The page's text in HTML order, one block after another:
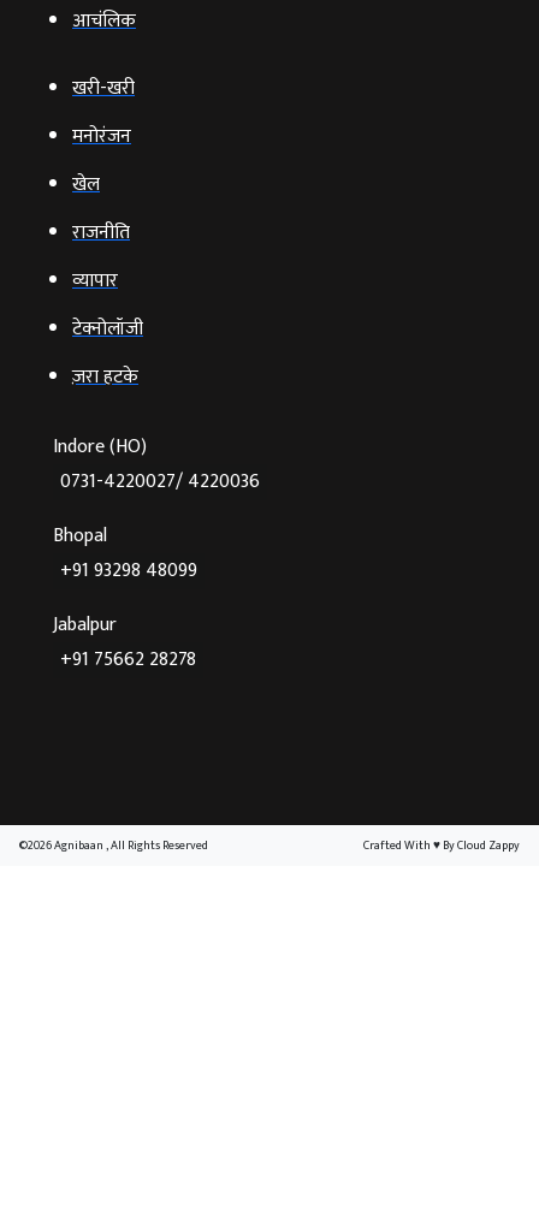
आचंलिक
खरी-खरी
मनोरंजन
खेल
राजनीति
व्‍यापार
टेक्‍नोलॉजी
ज़रा हटके
Indore (HO)
0731-4220027/ 4220036
Bhopal
+91 93298 48099
Jabalpur
+91 75662 28278
©2026 Agnibaan , All Rights Reserved Crafted With♥By Cloud Zappy